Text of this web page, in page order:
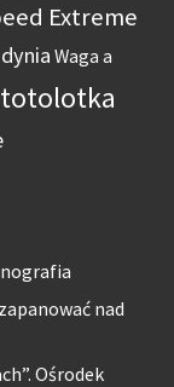
Extreme
Waga a
nad
Ośrodek